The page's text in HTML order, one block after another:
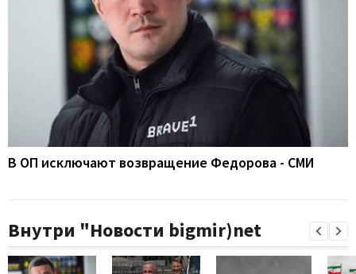
В ОП исключают возвращение Федорова - СМИ
Внутри "Новости bigmir)net